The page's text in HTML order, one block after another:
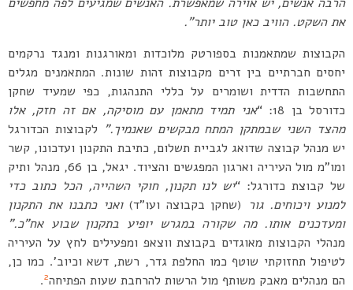
את השקט. הוויב כאן טוב יותר”.
הקבוצות שמתאמנות בספורטק מלוכדות ומאורגנות ומנגד נרקמים
יחסים חברתיים בין זרים מקבוצות זהות שונות. המתאמנים מגלים
התחשבות הדדית ושומרים על כללי התנהגות, כפי שמעיד שחקן
כדורסל בן 18: “
אני תמיד מתאמן עם מוסיקה, אם זה חזק, אלו
מהצד השני שבמתקן המתח מבקשים שאנמיך.” לקבוצות הכדורגל
יש מנהל קבוצה שדואג לגביית תשלום, כתיבת התקנון ועדכונו, קשר
ומו”מ מול העיריה וארגון המפגשים והציוד. יגאל, בן 66, מנהל ותיק
של קבוצת כדורגל: “יש לנו תקנון, חוקי השהייה, הכל כתוב כדי
למנוע ויכוחים. גור (שחקן בקבוצה ועו”ד)ואני כתבנו את התקנון
ומעדכנים אותו. מה שקורה במגרש יופיע בתקנון שבוע אח”כ.”
מנהלי הקבוצות מאוגדים בקבוצת ווצאפ ומפעילים לחץ על העיריה
לטיפול תחזוקתי שוטף כמו החלפת גדר, רשת, דשא וכיוב’. כמו כן,
הם מנהלים מאבק משותף מול הרשות להרחבת שעות הפתיחה2
.